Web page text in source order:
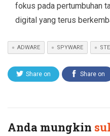
fokus pada pertumbuhan
digital yang terus
ADWARE SPYWARE
Share on Share on
Anda mungkin